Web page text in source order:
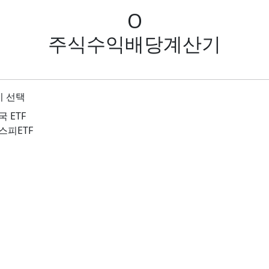
O
주식수익배당계산기
선택
ETF
피ETF